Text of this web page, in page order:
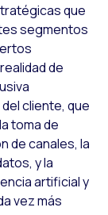
que
segmentos
de
cliente, que
toma de
de canales, la
y la
artificial y
vez más